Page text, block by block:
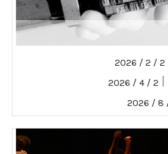
2 / 2 / 2026
2 / 4 / 2026